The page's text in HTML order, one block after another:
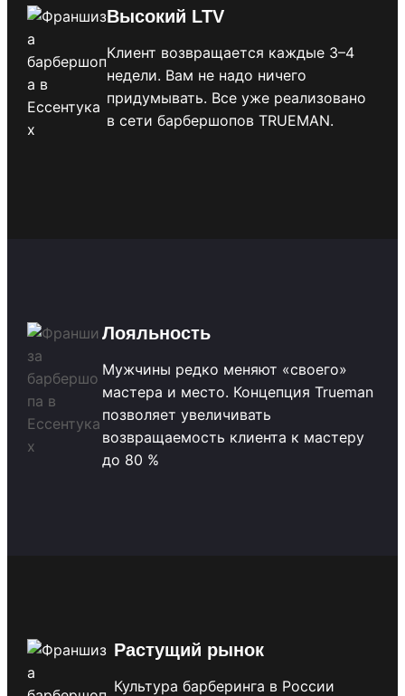
Высокий LTV
Клиент возвращается каждые 3–4
недели. Вам не надо ничего
придумывать. Все уже реализовано
в сети барбершопов TRUEMAN.
Лояльность
Мужчины редко меняют «своего»
мастера и место. Концепция Trueman
позволяет увеличивать
возвращаемость клиента к мастеру
до 80 %
Растущий рынок
Культура барберинга в России